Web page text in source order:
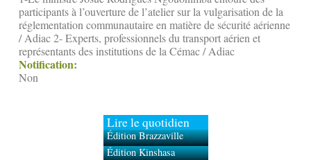
participants à l’ouverture de l’atelier sur la vulgarisation de la
réglementation communautaire en matière de sécurité aérienne
/ Adiac 2- Experts, professionnels du transport aérien et
représentants des institutions de la Cémac / Adiac
Notification:
Non
Lire le quotidien
Édition Brazzaville
Édition Kinshasa